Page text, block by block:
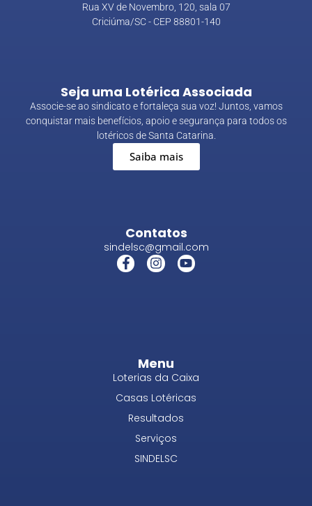
Rua XV de Novembro, 120, sala 07
Criciúma/SC - CEP 88801-140
Seja uma Lotérica Associada
Associe-se ao sindicato e fortaleça sua voz! Juntos, vamos
conquistar mais benefícios, apoio e segurança para todos os
lotéricos de Santa Catarina.
Saiba mais
Contatos
sindelsc@gmail.com
Menu
Loterias da Caixa
Casas Lotéricas
Resultados
Serviços
SINDELSC